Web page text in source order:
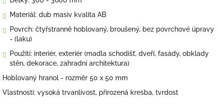
Materiál: dub masiv kvalita AB
Povrch: čtyřstranně hoblovaný, broušený, bez povrchové úpravy
- (laku)
Použití: interiér, exteriér (madla schodišť, dveří, fasády, obklady
stěn, dekorace, zahradní architektura)
Hoblovaný hranol - rozměr 50 x 50 mm
Vlastnosti: vysoká trvanlivost, přirozená kresba, tvrdost